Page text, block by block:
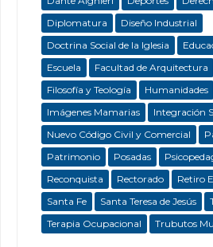
Diplomatura
Diseño Industrial
Doctrina Social de la Iglesia
Escuela
Facultad de Arquitectura
Filosofía y Teología
Humanidades
Imágenes Mamarias
Integración
Nuevo Código Civil y Comercial
Patrimonio
Posadas
Reconquista
Rectorado
Retiro
Santa Fe
Santa Teresa de Jesús
Terapia Ocupacional
Trubutos